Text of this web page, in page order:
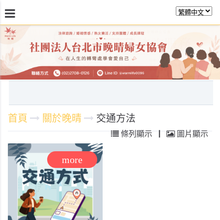
最新消息 關於晚晴 日常服務 課程活動
首頁 關於晚晴 交通方法
條列顯示 | 圖片顯示